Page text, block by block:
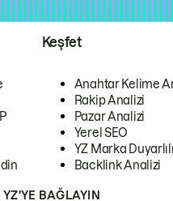
Keşfet
Anahtar Kelime
Rakip Analizi
Pazar Analizi
Yerel SEO
YZ Marka
Backlink Analizi
BAĞLAYIN